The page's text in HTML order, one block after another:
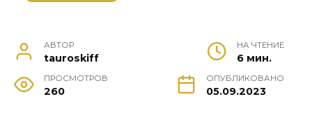
АВТОР
tauroskiff
НА ЧТЕНИЕ
6 мин.
ПРОСМОТРОВ
260
ОПУБЛИКОВАНО
05.09.2023